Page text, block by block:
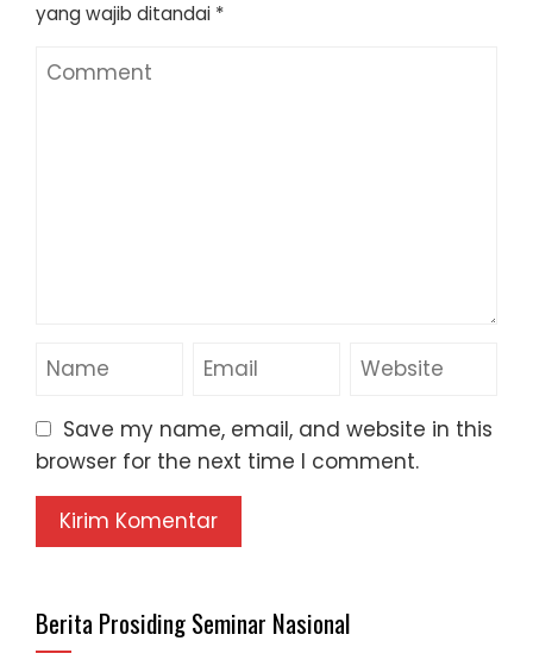
yang wajib ditandai *
Save my name, email, and website in this
browser for the next time I comment.
Berita Prosiding Seminar Nasional